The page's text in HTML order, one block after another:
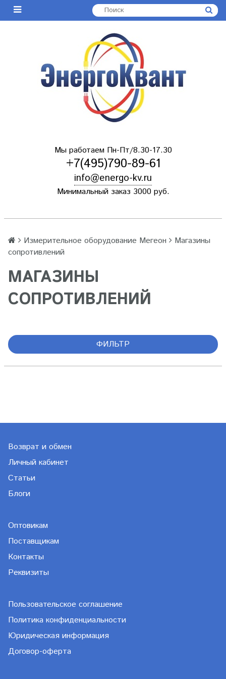
Мы работаем Пн-Пт/8.30-17.30
+7(495)790-89-61
info@energo-kv.ru
Минимальный заказ 3000 руб.
Измерительное оборудование Мегеон
Магазины
сопротивлений
МАГАЗИНЫ
СОПРОТИВЛЕНИЙ
ФИЛЬТР
Возврат и обмен
Личный кабинет
Статьи
Блоги
Оптовикам
Поставщикам
Контакты
Реквизиты
Пользовательское соглашение
Политика конфиденциальности
Юридическая информация
Договор-оферта